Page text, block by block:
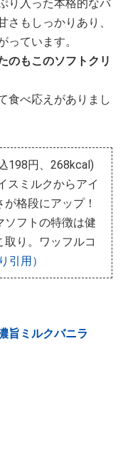
り入った本格的なバ
もしっかりあり、
ています。
のもこのソフトクリ
食べ応えがありまし
198円、268kcal)
スミルクからアイ
格段にアップ！
ソフトの特徴は健
り。ワッフルコ
引用）
旨ミルクバニラ